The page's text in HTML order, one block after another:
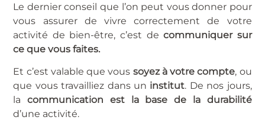
Le dernier conseil que l’on peut vous donner pour
vous assurer de vivre correctement de votre
activité de bien-être, c’est de communiquer sur
ce que vous faites.
Et c’est valable que vous soyez à votre compte, ou
que vous travailliez dans un institut. De nos jours,
lacommunication est la base de la durabilité
d’une activité.